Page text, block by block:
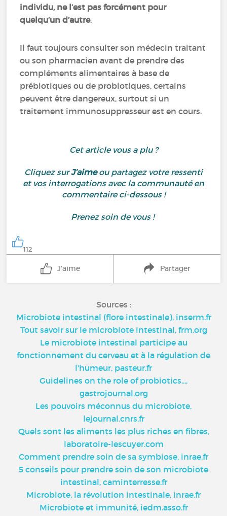
individu, ne l’est pas forcément pour
quelqu’un d’autre.
Il faut toujours consulter son médecin traitant
ou son pharmacien avant de prendre des
compléments alimentaires à base de
prébiotiques ou de probiotiques, certains
peuvent être dangereux, surtout si un
traitement immunosuppresseur est en cours.
Cet article vous a plu ?
Cliquez surJ’aimeou partagez votre ressenti
et vos interrogations avec la communauté en
commentaire ci-dessous !
Prenez soin de vous !
112
J'aime Partager
Sources :
Microbiote intestinal (flore intestinale), inserm.fr
Tout savoir sur le microbiote intestinal, frm.org
Le microbiote intestinal participe au
fonctionnement du cerveau et à la régulation de
l'humeur, pasteur.fr
Guidelines on the role of probiotics...,
gastrojournal.org
Les pouvoirs méconnus du microbiote,
lejournal.cnrs.fr
Quels sont les aliments les plus riches en fibres,
laboratoire-lescuyer.com
Comment prendre soin de sa symbiose, inrae.fr
5 conseils pour prendre soin de son microbiote
intestinal, caminterresse.fr
Microbiote, la révolution intestinale, inrae.fr
Microbiote et immunité, iedm.asso.fr